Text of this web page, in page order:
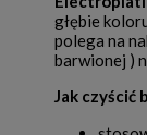
głębie
polega na
barwionej )
Jak czyścić